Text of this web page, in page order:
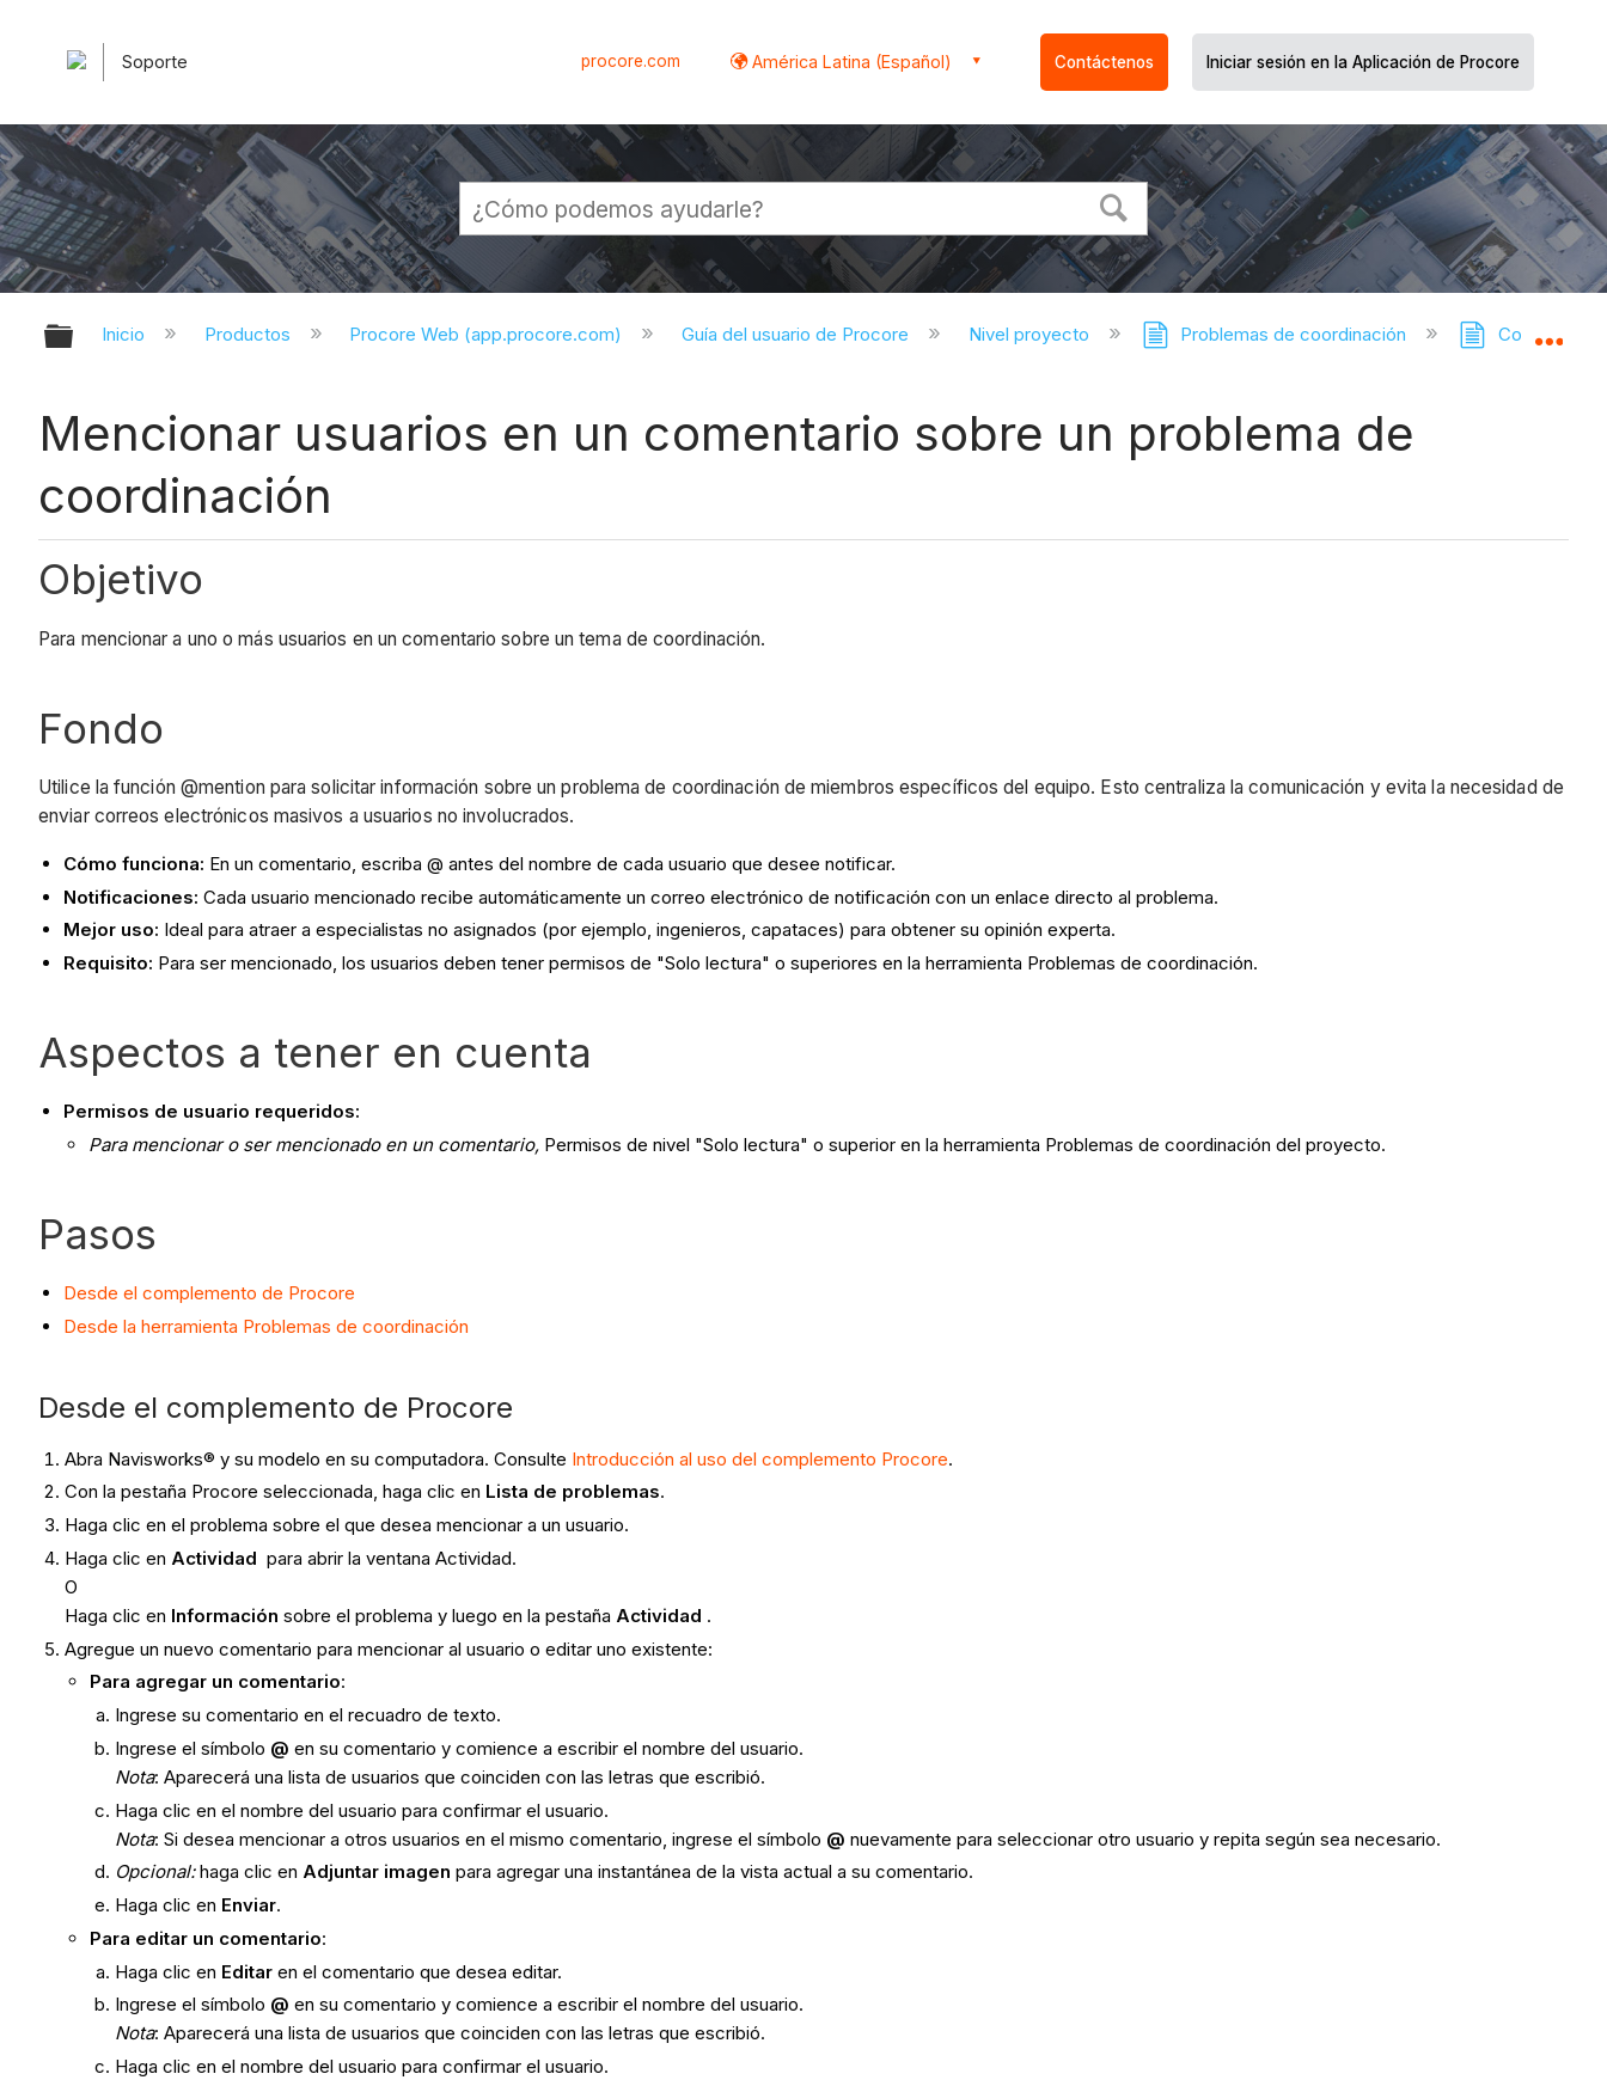
Soporte procore.com América Latina (Español) Contáctenos Iniciar sesión en la Aplicación de Procore
Expandir/contraer jerarquía global
Inicio Productos Procore Web (app.procore.com) Guía del usuario de Procore Nivel proyecto Problemas de coordinación
Mencionar usuarios en un comentario sobre un problema de
coordinación
Objetivo
Para mencionar a uno o más usuarios en un comentario sobre un tema de coordinación.
Fondo
Utilice la función @mention para solicitar información sobre un problema de coordinación de miembros específicos del equipo. Esto centraliza la comunicación y evita la necesidad de
enviar correos electrónicos masivos a usuarios no involucrados.
Cómo funciona: En un comentario, escriba @ antes del nombre de cada usuario que desee notificar.
Notificaciones: Cada usuario mencionado recibe automáticamente un correo electrónico de notificación con un enlace directo al problema.
Mejor uso: Ideal para atraer a especialistas no asignados (por ejemplo, ingenieros, capataces) para obtener su opinión experta.
Requisito: Para ser mencionado, los usuarios deben tener permisos de "Solo lectura" o superiores en la herramienta Problemas de coordinación.
Aspectos a tener en cuenta
Permisos de usuario requeridos:
Para mencionar o ser mencionado en un comentario, Permisos de nivel "Solo lectura" o superior en la herramienta Problemas de coordinación del proyecto.
Pasos
Desde el complemento de Procore
Desde la herramienta Problemas de coordinación
Desde el complemento de Procore
Abra Navisworks® y su modelo en su computadora. Consulte Introducción al uso del complemento Procore.
Con la pestaña Procore seleccionada, haga clic en Lista de problemas.
Haga clic en el problema sobre el que desea mencionar a un usuario.
Haga clic en Actividad para abrir la ventana Actividad.
O
Haga clic en Información sobre el problema y luego en la pestaña Actividad .
Agregue un nuevo comentario para mencionar al usuario o editar uno existente:
Para agregar un comentario:
Ingrese su comentario en el recuadro de texto.
Ingrese el símbolo @ en su comentario y comience a escribir el nombre del usuario.
Nota: Aparecerá una lista de usuarios que coinciden con las letras que escribió.
Haga clic en el nombre del usuario para confirmar el usuario.
Nota: Si desea mencionar a otros usuarios en el mismo comentario, ingrese el símbolo @ nuevamente para seleccionar otro usuario y repita según sea necesario.
Opcional:haga clic en Adjuntar imagen para agregar una instantánea de la vista actual a su comentario.
Haga clic en Enviar.
Para editar un comentario:
Haga clic en Editar en el comentario que desea editar.
Ingrese el símbolo @ en su comentario y comience a escribir el nombre del usuario.
Nota: Aparecerá una lista de usuarios que coinciden con las letras que escribió.
Haga clic en el nombre del usuario para confirmar el usuario.